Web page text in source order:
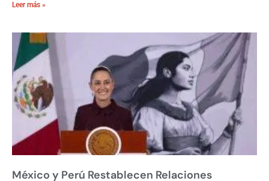
Leer más »
México y Perú Restablecen Relaciones